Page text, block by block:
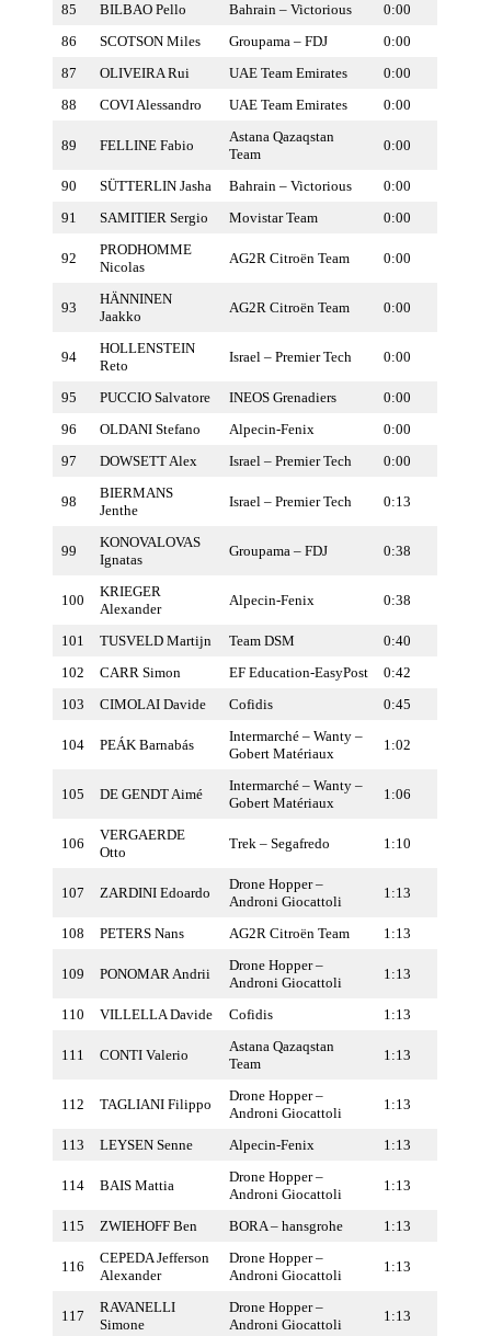
85
BILBAO Pello Bahrain – Victorious
0:00
86
SCOTSON Miles Groupama – FDJ
0:00
87
OLIVEIRA Rui UAE Team Emirates
0:00
88
COVI Alessandro UAE Team Emirates 0:00
89 FELLINE Fabio
Astana Qazaqstan
Team
0:00
90 SÜTTERLIN Jasha Bahrain – Victorious
0:00
91
SAMITIER Sergio Movistar Team 0:00
92
PRODHOMME
Nicolas
AG2R Citroën Team 0:00
93
HÄNNINEN
Jaakko
AG2R Citroën Team 0:00
94
HOLLENSTEIN
Reto
Israel – Premier Tech 0:00
95 PUCCIO Salvatore INEOS Grenadiers
0:00
96
OLDANI Stefano Alpecin-Fenix
0:00
97
DOWSETT Alex Israel – Premier Tech 0:00
98
BIERMANS
Jenthe
Israel – Premier Tech 0:13
99
KONOVALOVAS
Ignatas
Groupama – FDJ 0:38
100
KRIEGER
Alexander
Alpecin-Fenix 0:38
101 TUSVELD Martijn Team DSM
0:40
102
CARR Simon EF Education-EasyPost
0:42
103
CIMOLAI Davide Cofidis 0:45
104 PEÁK Barnabás
Intermarché – Wanty –
Gobert Matériaux
1:02
105 DE GENDT Aimé
Intermarché – Wanty –
Gobert Matériaux
1:06
106
VERGAERDE
Otto
Trek – Segafredo 1:10
107 ZARDINI Edoardo
Drone Hopper –
Androni Giocattoli
1:13
108 PETERS Nans AG2R Citroën Team 1:13
109 PONOMAR Andrii
Drone Hopper –
Androni Giocattoli
1:13
110 VILLELLA Davide Cofidis 1:13
111 CONTI Valerio
Astana Qazaqstan
Team
1:13
112 TAGLIANI Filippo
Drone Hopper –
Androni Giocattoli
1:13
113 LEYSEN Senne Alpecin-Fenix 1:13
114 BAIS Mattia
Drone Hopper –
Androni Giocattoli
1:13
115 ZWIEHOFF Ben BORA – hansgrohe 1:13
116
CEPEDA Jefferson
Alexander
Drone Hopper –
Androni Giocattoli
1:13
117
RAVANELLI
Simone
Drone Hopper –
Androni Giocattoli
1:13